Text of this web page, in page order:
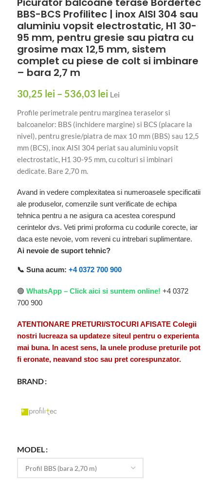
BBS-BCS Profilitec | inox AISI 304 sau
aluminiu vopsit electrostatic, H1 30-
95 mm, pentru gresie sau piatra cu
grosime max 12,5 mm, sistem
complet cu piese de colt si imbinare
– bara 2,7 m
30,25 lei – 536,03 lei Lei
Profile perimetrale pentru marginea teraselor si
balcoanelor: BBS (inchidere margine) si BCS (placare la
nivel), pentru gresie/piatra de max 10 mm (BBS) sau 12,5
mm (BCS), inox AISI 304 periat sau aluminiu vopsit
electrostatic, H1 30-95 mm, cu colturi si imbinari
dedicate. Bare 2,70 m.
Avand in vedere complexitatea si numeroasele specificatii
ale produselor, comenzile sunt verificate de echipa
tehnica pentru a ne asigura ca acestea corespund
cerintelor dvs. Veti primi proforma cu codurile corecte, iar
daca este nevoie, vom reveni cu intrebari suplimentare.
Ai nevoie de suport tehnic?
📞 Suna acum: +4 0372 700 900
🟢 WhatsApp – Click aici si suntem online! +4 0372
700 900
ATENTIONARE PRETURI/STOCURI AFISATE Colegii
nostri lucreaza sa updateze siteul pentru o experienta
mai buna. In acest sens, la unele produse preturile pot
fi eronate, neavand stoc sau pret corespunzator.
BRAND
MODEL